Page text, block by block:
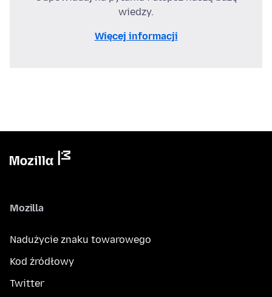
wiedzy.
Więcej informacji
Mozilla
Nadużycie znaku towarowego
Kod źródłowy
Twitter